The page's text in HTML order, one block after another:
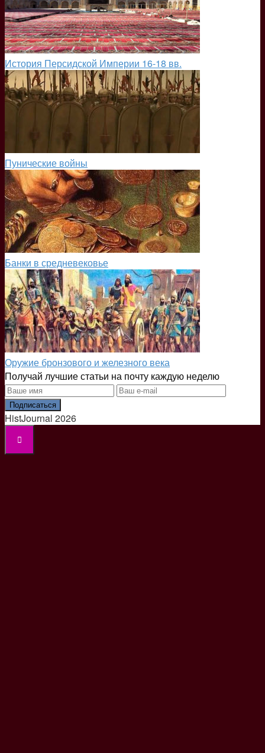
История Персидской Империи 16-18 вв.
Пунические войны
Банки в средневековье
Оружие бронзового и железного века
Получай лучшие статьи на почту каждую неделю
Подписаться
HistJournal 2026